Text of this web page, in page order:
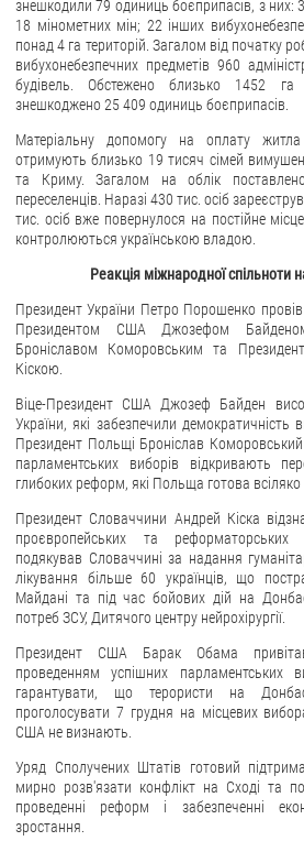
знешкодили 79 одиниць боєприпасів, з них:
18 мінометних мін; 22 інших
понад 4 га територій. Загалом від початку
вибухонебезпечних предметів 960
будівель. Обстежено близько 1452 га
знешкоджено 25 409 одиниць боєприпасів.
Матеріальну допомогу на оплату
отримують близько 19 тисяч сімей
та Криму. Загалом на облік
переселенців. Наразі 430 тис. осіб
тис. осіб вже повернулося на постійне
контролюються українською владою.
Реакція міжнародної спільноти
Президент України Петро Порошенко
Президентом США Джозефом
Броніславом Коморовським та
Кіскою.
Віце-Президент США Джозеф Байден
України, які забезпечили демократичність
Президент Польщі Броніслав
парламентських виборів відкривають
глибоких реформ, які Польща готова всіляко
Президент Словаччини Андрей Кіска
проєвропейських та
подякував Словаччині за надання
лікування більше 60 українців, що
Майдані та під час бойових дій на
потреб ЗСУ, Дитячого центру нейрохірургії.
Президент США Барак Обама
проведенням успішних парламентських
гарантувати, що терористи на
проголосувати 7 грудня на місцевих
США не визнають.
Уряд Сполучених Штатів готовий
мирно розв'язати конфлікт на Сході та
проведенні реформ і забезпеченні
зростання.